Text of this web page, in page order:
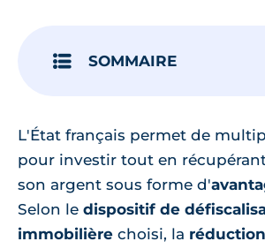
SOMMAIRE
L'État français permet de
pour investir tout en
son argent sous forme d'
Selon le dispositif de
immobilière choisi, la